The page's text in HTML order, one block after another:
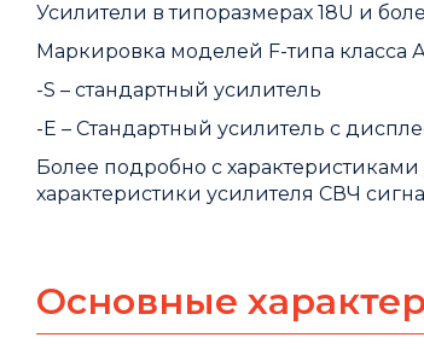
Усилители в типоразмерах 18U и
Маркировка моделей F-типа класса
-S – стандартный усилитель
-E – Стандартный усилитель с
Более подробно с
характеристики усилителя СВЧ
Основные